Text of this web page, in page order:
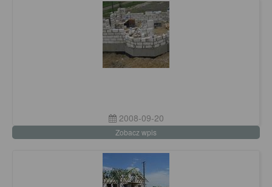
2008-09-20
Zobacz wpis